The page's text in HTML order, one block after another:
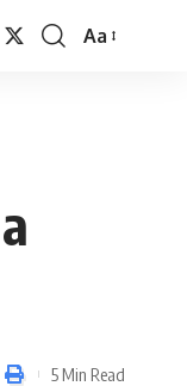
Font
Aa
5 Min Read